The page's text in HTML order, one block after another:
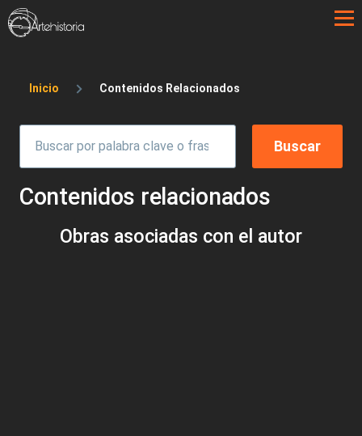
Pasar al contenido principal
Sobrescribir enlaces de ayuda a la
Inicio Contenidos Relacionados
Contenidos relacionados
Obras asociadas con el autor